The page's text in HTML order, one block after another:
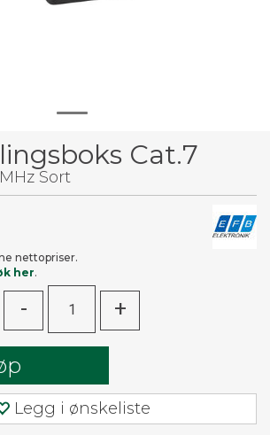
Cat.7
Sort
nettopriser.
her.
- +
Legg i ønskeliste